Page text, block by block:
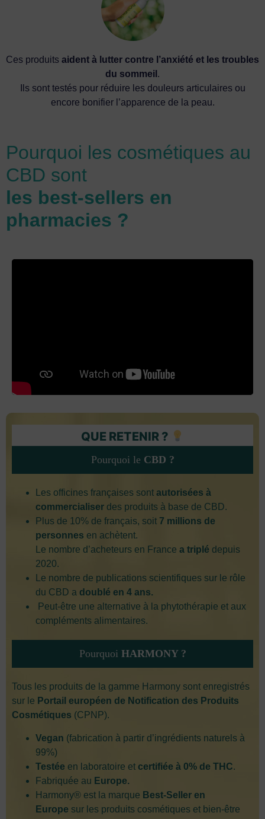
Ces produits aident à lutter contre l’anxiété et les troubles
du sommeil .
Ils sont testés pour réduire les douleurs articulaires ou
encore bonifier l’apparence de la peau.
Pourquoi les cosmétiques au
CBD sont
les best-sellers en
pharmacies ?
QUE RETENIR ?
Pourquoi le CBD ?
Les officines françaises sont autorisées à
commercialiser des produits à base de CBD.
Plus de 10% de français, soit 7 millions de
personnes en achètent.
Le nombre d’acheteurs en France a triplé depuis
2020.
Le nombre de publications scientifiques sur le rôle
du CBD a doublé en 4 ans.
Peut-être une alternative à la phytothérapie et aux
compléments alimentaires.
Pourquoi HARMONY ?
Tous les produits de la gamme Harmony sont enregistrés
sur le Portail européen de Notification des Produits
Cosmétiques (CPNP).
Vegan (fabrication à partir d’ingrédients naturels à
99%)
Testée en laboratoire et certifiée à 0% de THC.
Fabriquée au Europe.
Harmony® est la marque Best-Seller en
Europe sur les produits cosmétiques et bien-être